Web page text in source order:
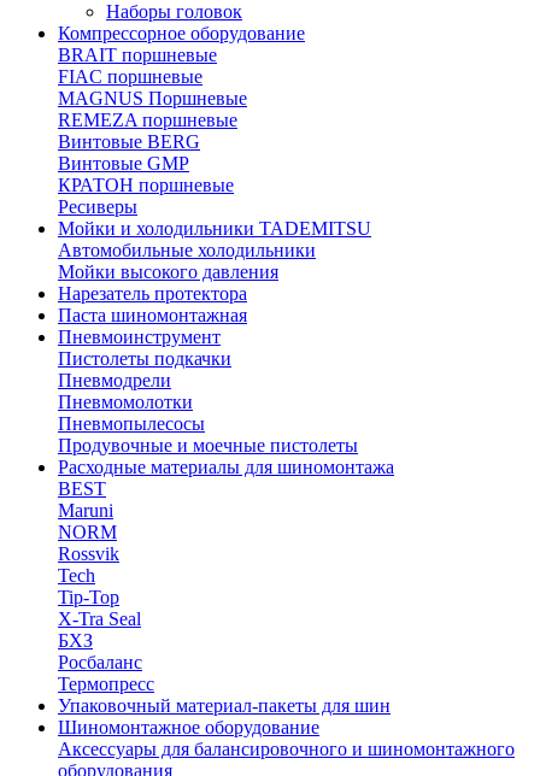
Наборы головок
Компрессорное оборудование
BRAIT поршневые
FIAC поршневые
MAGNUS Поршневые
REMEZA поршневые
Винтовые BERG
Винтовые GMP
КРАТОН поршневые
Ресиверы
Мойки и холодильники TADEMITSU
Автомобильные холодильники
Мойки высокого давления
Нарезатель протектора
Паста шиномонтажная
Пневмоинструмент
Пистолеты подкачки
Пневмодрели
Пневмомолотки
Пневмопылесосы
Продувочные и моечные пистолеты
Расходные материалы для шиномонтажа
BEST
Maruni
NORM
Rossvik
Tech
Tip-Top
X-Tra Seal
БХЗ
Росбаланс
Термопресс
Упаковочный материал-пакеты для шин
Шиномонтажное оборудование
Аксессуары для балансировочного и шиномонтажного
оборудования